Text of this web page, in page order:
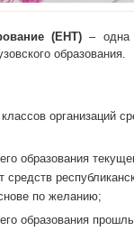
(ЕНТ)– одна
образования.
организаций
образования
средств
по желанию;
образования